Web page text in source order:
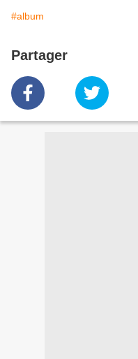
#album
Partager